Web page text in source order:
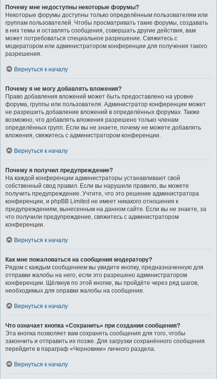
Почему мне недоступны некоторые форумы?
Некоторые форумы доступны только определённым пользователям или
группам пользователей. Чтобы просматривать такие форумы, создавать
в них темы и оставлять сообщения, совершать другие действия, вам
может потребоваться специальное разрешение. Свяжитесь с
модератором или администратором конференции для получения такого
разрешения.
Вернуться к началу
Почему я не могу добавлять вложения?
Право добавления вложений может быть предоставлено на уровне
форума, группы или пользователя. Администратор конференции может
не разрешить добавление вложений в определённых форумах. Также
возможно, что добавлять вложения разрешено только членам
определённых групп. Если вы не знаете, почему не можете добавлять
вложения, свяжитесь с администратором конференции.
Вернуться к началу
Почему я получил предупреждение?
На каждой конференции администраторы устанавливают свой
собственный свод правил. Если вы нарушили правило, вы можете
получить предупреждение. Учтите, что это решение администратора
конференции, и phpBB Limited не имеет никакого отношения к
предупреждениям, вынесенным на данном сайте. Если вы не знаете, за
что получили предупреждение, свяжитесь с администратором
конференции.
Вернуться к началу
Как мне пожаловаться на сообщения модератору?
Рядом с каждым сообщением вы увидите кнопку, предназначенную для
отправки жалобы на него, если это разрешено администратором
конференции. Щёлкнув по этой кнопке, вы пройдёте через ряд шагов,
необходимых для оправки жалобы на сообщение.
Вернуться к началу
Что означает кнопка «Сохранить» при создании сообщения?
Эта кнопка позволяет вам сохранять сообщения для того, чтобы
закончить и отправить их позже. Для загрузки сохранённого сообщения
перейдите в параграф «Черновики» личного раздела.
Вернуться к началу